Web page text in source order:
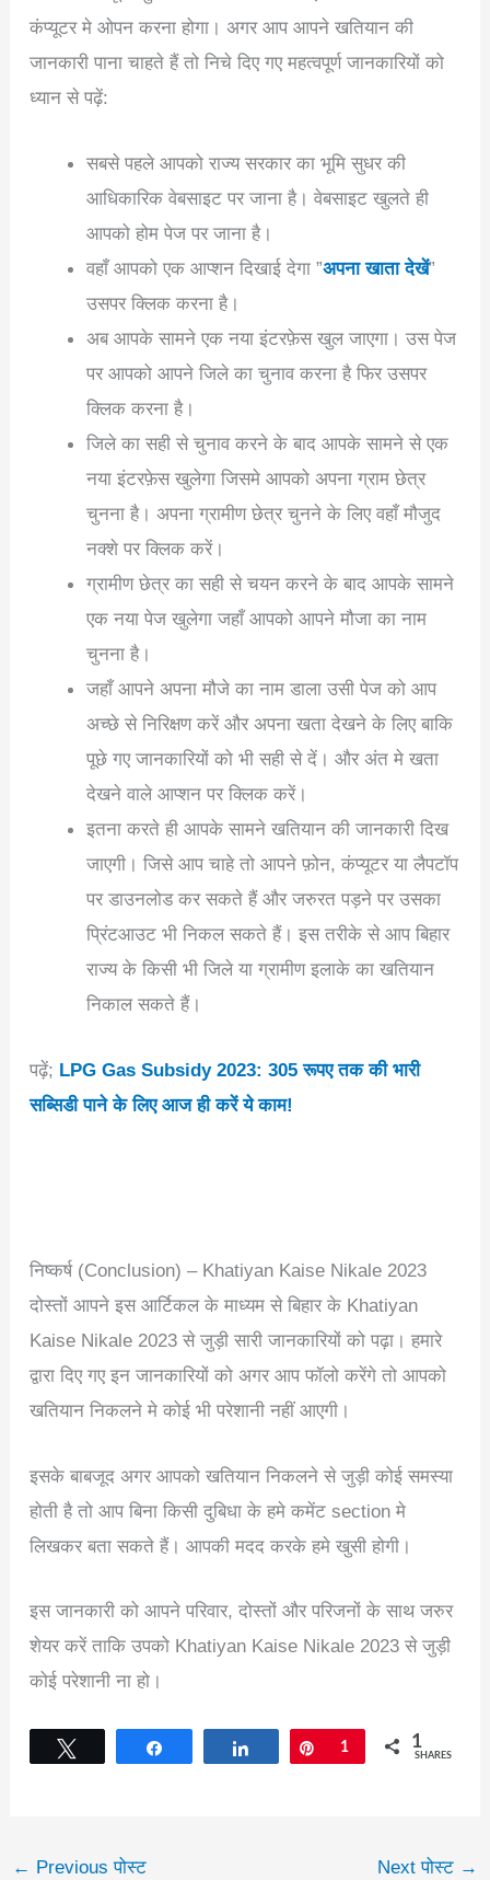
कंप्यूटर मे ओपन करना होगा। अगर आप आपने खतियान की
जानकारी पाना चाहते हैं तो निचे दिए गए महत्वपूर्ण जानकारियों को
ध्यान से पढ़ें:
सबसे पहले आपको राज्य सरकार का भूमि सुधर की
आधिकारिक वेबसाइट पर जाना है। वेबसाइट खुलते ही
आपको होम पेज पर जाना है।
वहाँ आपको एक आप्शन दिखाई देगा ”अपना खाता देखें”
उसपर क्लिक करना है।
अब आपके सामने एक नया इंटरफ़ेस खुल जाएगा। उस पेज
पर आपको आपने जिले का चुनाव करना है फिर उसपर
क्लिक करना है।
जिले का सही से चुनाव करने के बाद आपके सामने से एक
नया इंटरफ़ेस खुलेगा जिसमे आपको अपना ग्राम छेत्र
चुनना है। अपना ग्रामीण छेत्र चुनने के लिए वहाँ मौजुद
नक्शे पर क्लिक करें।
ग्रामीण छेत्र का सही से चयन करने के बाद आपके सामने
एक नया पेज खुलेगा जहाँ आपको आपने मौजा का नाम
चुनना है।
जहाँ आपने अपना मौजे का नाम डाला उसी पेज को आप
अच्छे से निरिक्षण करें और अपना खता देखने के लिए बाकि
पूछे गए जानकारियों को भी सही से दें। और अंत मे खता
देखने वाले आप्शन पर क्लिक करें।
इतना करते ही आपके सामने खतियान की जानकारी दिख
जाएगी। जिसे आप चाहे तो आपने फ़ोन, कंप्यूटर या लैपटॉप
पर डाउनलोड कर सकते हैं और जरुरत पड़ने पर उसका
प्रिंटआउट भी निकल सकते हैं। इस तरीके से आप बिहार
राज्य के किसी भी जिले या ग्रामीण इलाके का खतियान
निकाल सकते हैं।
पढ़ें; LPG Gas Subsidy 2023: 305 रूपए तक की भारी
सब्सिडी पाने के लिए आज ही करें ये काम!
निष्कर्ष (Conclusion) – Khatiyan Kaise Nikale 2023
दोस्तों आपने इस आर्टिकल के माध्यम से बिहार के Khatiyan
Kaise Nikale 2023 से जुड़ी सारी जानकारियों को पढ़ा। हमारे
द्वारा दिए गए इन जानकारियों को अगर आप फॉलो करेंगे तो आपको
खतियान निकलने मे कोई भी परेशानी नहीं आएगी।
इसके बाबजूद अगर आपको खतियान निकलने से जुड़ी कोई समस्या
होती है तो आप बिना किसी दुबिधा के हमे कमेंट section मे
लिखकर बता सकते हैं। आपकी मदद करके हमे खुसी होगी।
इस जानकारी को आपने परिवार, दोस्तों और परिजनों के साथ जरुर
शेयर करें ताकि उपको Khatiyan Kaise Nikale 2023 से जुड़ी
कोई परेशानी ना हो।
Share Pin
1 1
SHARES
← Previous पोस्ट Next पोस्ट →